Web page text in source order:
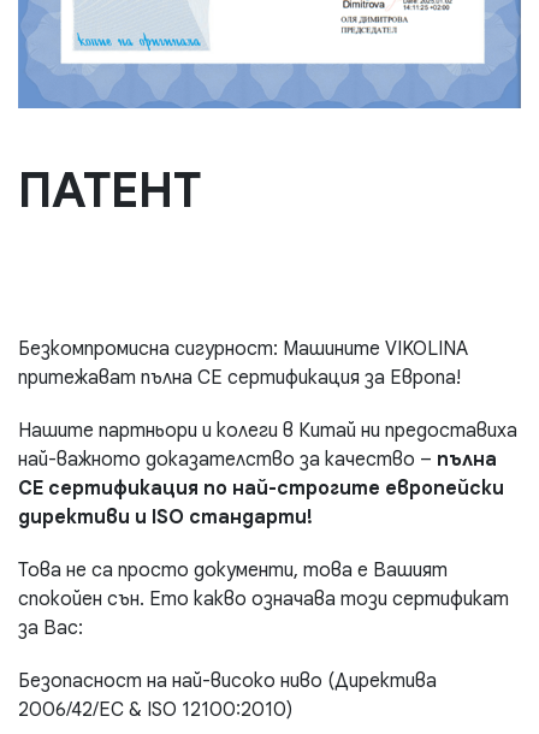
ПАТЕНТ
Безкомпромисна сигурност: Машините VIKOLINA
притежават пълна СЕ сертификация за Европа!
Нашите партньори и колеги в Китай ни предоставиха
най-важното доказателство за качество – пълна
СЕ сертификация по най-строгите европейски
директиви и ISO стандарти!
Това не са просто документи, това е Вашият
спокойен сън. Ето какво означава този сертификат
за Вас:
Безопасност на най-високо ниво (Директива
2006/42/EC & ISO 12100:2010)